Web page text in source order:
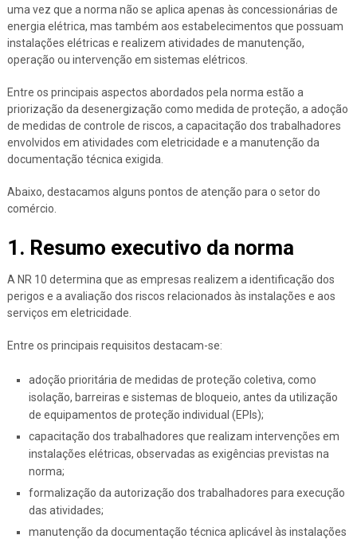
uma vez que a norma não se aplica apenas às concessionárias de
energia elétrica, mas também aos estabelecimentos que possuam
instalações elétricas e realizem atividades de manutenção,
operação ou intervenção em sistemas elétricos.
Entre os principais aspectos abordados pela norma estão a
priorização da desenergização como medida de proteção, a adoção
de medidas de controle de riscos, a capacitação dos trabalhadores
envolvidos em atividades com eletricidade e a manutenção da
documentação técnica exigida.
Abaixo, destacamos alguns pontos de atenção para o setor do
comércio.
1. Resumo executivo da norma
A NR 10 determina que as empresas realizem a identificação dos
perigos e a avaliação dos riscos relacionados às instalações e aos
serviços em eletricidade.
Entre os principais requisitos destacam-se:
adoção prioritária de medidas de proteção coletiva, como
isolação, barreiras e sistemas de bloqueio, antes da utilização
de equipamentos de proteção individual (EPIs);
capacitação dos trabalhadores que realizam intervenções em
instalações elétricas, observadas as exigências previstas na
norma;
formalização da autorização dos trabalhadores para execução
das atividades;
manutenção da documentação técnica aplicável às instalações